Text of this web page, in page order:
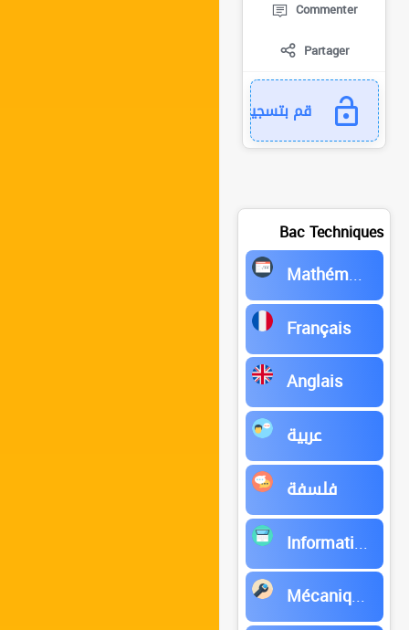
Commenter
Partager
قم بتسجيل الدخول للمتابعة...
Bac Techniques
Mathématiques
Français
Anglais
عربية
فلسفة
Informatique
Mécanique